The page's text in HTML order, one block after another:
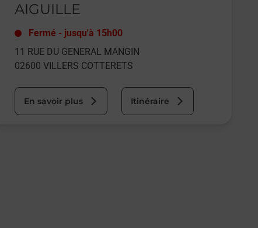
AIGUILLE
Fermé - jusqu'à 15h00
11 RUE DU GENERAL MANGIN
02600 VILLERS COTTERETS
En savoir plus Itinéraire